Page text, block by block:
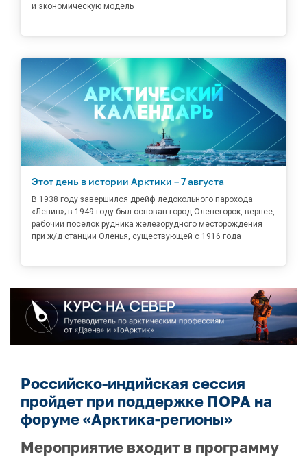
и экономическую модель
Этот день в истории Арктики – 7 августа
В 1938 году завершился дрейф ледокольного парохода
«Ленин»; в 1949 году был основан город Оленегорск, вернее,
рабочий поселок рудника железорудного месторождения
при ж/д станции Оленья, существующей с 1916 года
Российско-индийская сессия
пройдет при поддержке ПОРА на
форуме «Арктика-регионы»
Мероприятие входит в программу